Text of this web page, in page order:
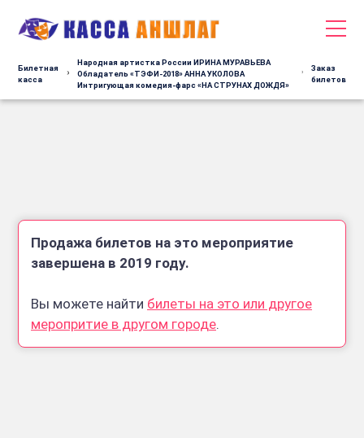
Билетная
касса
Народная артистка России ИРИНА МУРАВЬЕВА
Обладатель «ТЭФИ-2018» АННА УКОЛОВА
Интригующая комедия-фарс «НА СТРУНАХ ДОЖДЯ»
Заказ
билетов
Продажа билетов на это мероприятие
завершена в 2019 году.
Вы можете найти билеты на это или другое
меропритие в другом городе.